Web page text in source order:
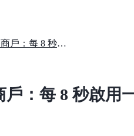
Square 達到 100 萬比特幣商戶：每 8 秒啟用一個新商業
戶：每 8 秒啟用